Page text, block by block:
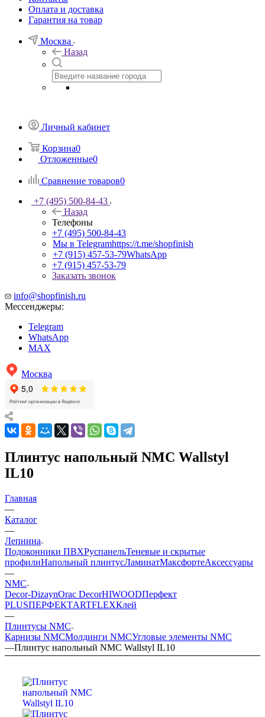
Оплата и доставка
Гарантия на товар
Москва
Назад
Личный кабинет
Корзина0
Отложенные0
Сравнение товаров0
+7 (495) 500-84-43
Назад
Телефоны
+7 (495) 500-84-43
Мы в Telegramhttps://t.me/shopfinish
+7 (915) 457-53-79WhatsApp
+7 (915) 457-53-79
Заказать звонок
info@shopfinish.ru
Мессенджеры:
Telegram
WhatsApp
MAX
Москва
Плинтус напольный NMC Wallstyl
IL10
Главная
—
Каталог
—
Лепнина
Подоконники ПВХРуспанельТеневые и скрытые
профилиНапольный плинтусЛаминатМаксфортеАксессуары
—
NMC
Decor-DizaynOrac DecorHIWOODПерфект
PLUSПЕРФЕКТARTFLEXКлей
—
Плинтусы NMC
Карнизы NMCМолдинги NMCУгловые элементы NMC
—Плинтус напольный NMC Wallstyl IL10